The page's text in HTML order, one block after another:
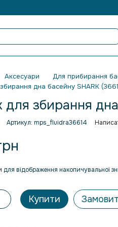
Аксесуари Для прибирання
дна басейну SHARK
для збирання
Артикул: mps_fluidra36614
для відображення накопичувальної
Купити